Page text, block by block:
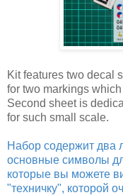
Kit features two decal
for two markings
Second sheet is
for such small scale.
Набор содержит два
основные символы
которые вы можете
"техничку", которой